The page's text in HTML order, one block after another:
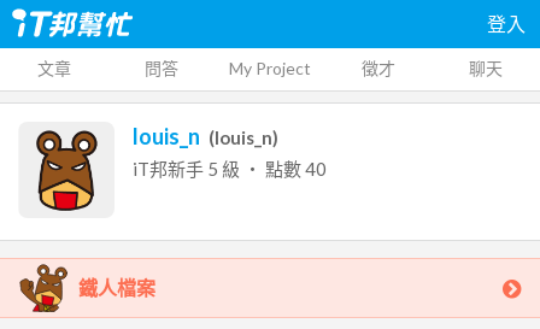
登入
文章 問答 My Project 徵才 聊天
louis_n (louis_n)
iT邦新手 5 級 ‧ 點數40
鐵人檔案